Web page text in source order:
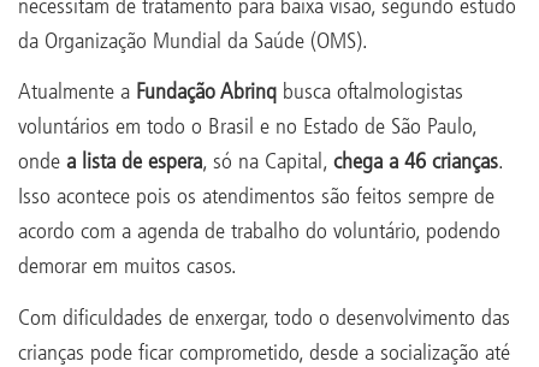
da Organização Mundial da Saúde (OMS).
Atualmente a Fundação Abrinq busca oftalmologistas
voluntários em todo o Brasil e no Estado de São Paulo,
onde a lista de espera, só na Capital, chega a 46 crianças.
Isso acontece pois os atendimentos são feitos sempre de
acordo com a agenda de trabalho do voluntário, podendo
demorar em muitos casos.
Com dificuldades de enxergar, todo o desenvolvimento das
crianças pode ficar comprometido, desde a socialização até